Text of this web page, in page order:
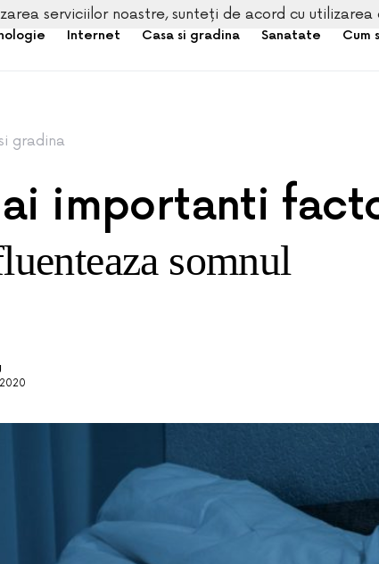
Internet Casa si gradina Sanatate Cum
gradina
importanti
somnul
2020
serviciilor noastre, sunteți de acord cu